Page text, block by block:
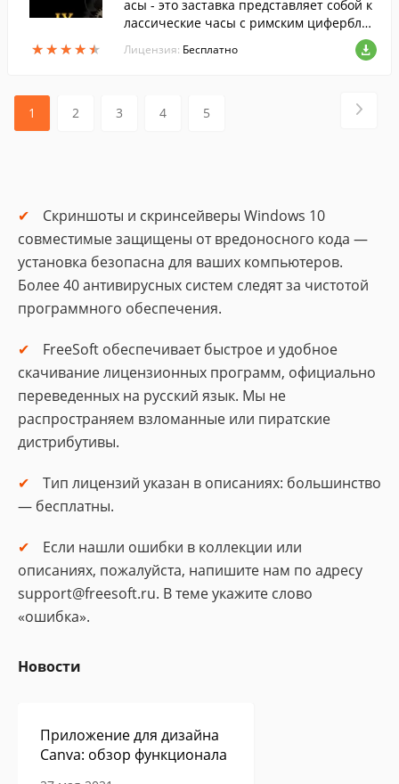
★★★★★
★★★★★
асы - это заставка представляет собой к
лассические часы с римским циферблат
Лицензия: Бесплатно
1 2 3 4 5
Скриншоты и скринсейверы Windows 10
совместимые защищены от вредоносного кода —
установка безопасна для ваших компьютеров.
Более 40 антивирусных систем следят за чистотой
программного обеспечения.
FreeSoft обеспечивает быстрое и удобное
скачивание лицензионных программ, официально
переведенных на русский язык. Мы не
распространяем взломанные или пиратские
дистрибутивы.
Тип лицензий указан в описаниях: большинство
— бесплатны.
Если нашли ошибки в коллекции или
описаниях, пожалуйста, напишите нам по адресу
support@freesoft.ru. В теме укажите слово
«ошибка».
Новости
Приложение для дизайна
Canva: обзор функционала